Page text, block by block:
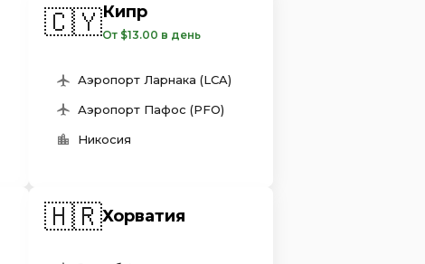
🇨🇾Кипр
От $13.00 в день
Аэропорт Ларнака (LCA)
Аэропорт Пафос (PFO)
Никосия
🇭🇷Хорватия